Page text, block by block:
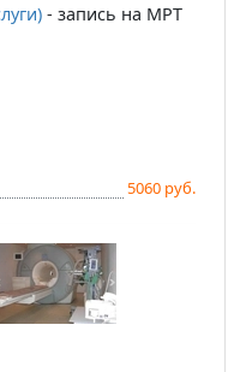
- запись на МРТ
5060 руб.